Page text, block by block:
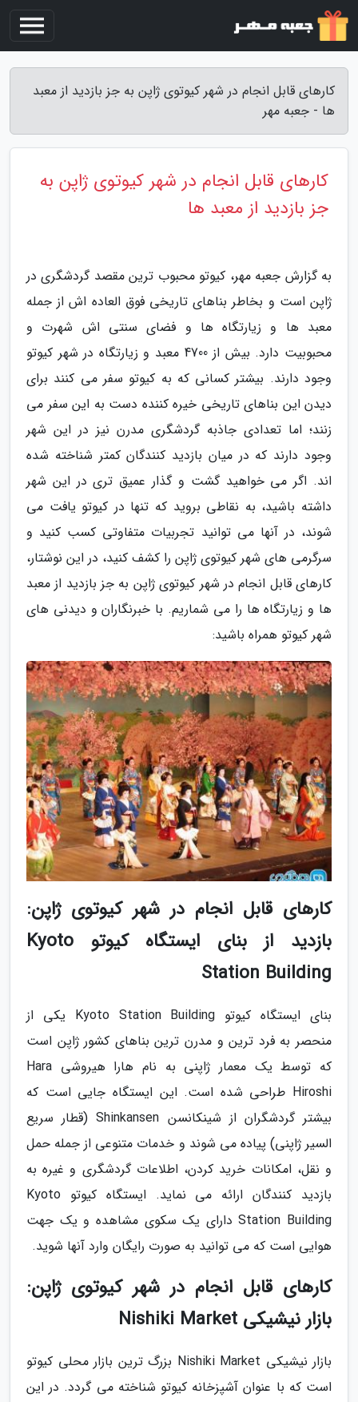
کارهای قابل انجام در شهر کیوتوی ژاپن به جز بازدید از معبد
ها - جعبه مهر
کارهای قابل انجام در شهر کیوتوی ژاپن به
جز بازدید از معبد ها
به گزارش جعبه مهر، کیوتو محبوب ترین مقصد گردشگری در
ژاپن است و بخاطر بناهای تاریخی فوق العاده اش از جمله
معبد ها و زیارتگاه ها و فضای سنتی اش شهرت و
محبوبیت دارد. بیش از 4700 معبد و زیارتگاه در شهر کیوتو
وجود دارند. بیشتر کسانی که به کیوتو سفر می کنند برای
دیدن این بناهای تاریخی خیره کننده دست به این سفر می
زنند؛ اما تعدادی جاذبه گردشگری مدرن نیز در این شهر
وجود دارند که در میان بازدید کنندگان کمتر شناخته شده
اند. اگر می خواهید گشت و گذار عمیق تری در این شهر
داشته باشید، به نقاطی بروید که تنها در کیوتو یافت می
شوند، در آنها می توانید تجربیات متفاوتی کسب کنید و
سرگرمی های شهر کیوتوی ژاپن را کشف کنید، در این نوشتار،
کارهای قابل انجام در شهر کیوتوی ژاپن به جز بازدید از معبد
ها و زیارتگاه ها را می شماریم. با خبرنگاران و دیدنی های
شهر کیوتو همراه باشید:
کارهای قابل انجام در شهر کیوتوی ژاپن:
بازدید از بنای ایستگاه کیوتو Kyoto
Station Building
بنای ایستگاه کیوتو Kyoto Station Building یکی از
منحصر به فرد ترین و مدرن ترین بناهای کشور ژاپن است
که توسط یک معمار ژاپنی به نام هارا هیروشی Hara
Hiroshi طراحی شده است. این ایستگاه جایی است که
بیشتر گردشگران از شینکانسن Shinkansen (قطار سریع
السیر ژاپنی) پیاده می شوند و خدمات متنوعی از جمله حمل
و نقل، امکانات خرید کردن، اطلاعات گردشگری و غیره به
بازدید کنندگان ارائه می نماید. ایستگاه کیوتو Kyoto
Station Building دارای یک سکوی مشاهده و یک جهت
هوایی است که می توانید به صورت رایگان وارد آنها شوید.
کارهای قابل انجام در شهر کیوتوی ژاپن:
بازار نیشیکی Nishiki Market
بازار نیشیکی Nishiki Market بزرگ ترین بازار محلی کیوتو
است که با عنوان آشپزخانه کیوتو شناخته می گردد. در این